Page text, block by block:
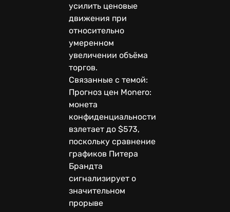
усилить ценовые
движения при
относительно
умеренном
увеличении объёма
торгов.
Связанные с темой:
Прогноз цен Monero:
монета
конфиденциальности
взлетает до $573,
поскольку сравнение
графиков Питера
Брандта
сигнализирует о
значительном
прорыве